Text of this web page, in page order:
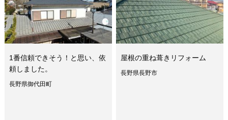
1番信頼できそう！と思い、依
頼しました。
長野県御代田町
屋根の重ね葺きリフォーム
長野県長野市